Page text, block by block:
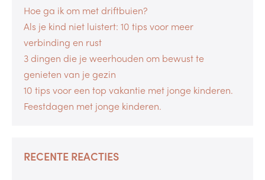
Hoe ga ik om met driftbuien?
Als je kind niet luistert: 10 tips voor meer
verbinding en rust
3 dingen die je weerhouden om bewust te
genieten van je gezin
10 tips voor een top vakantie met jonge kinderen.
Feestdagen met jonge kinderen.
RECENTE REACTIES